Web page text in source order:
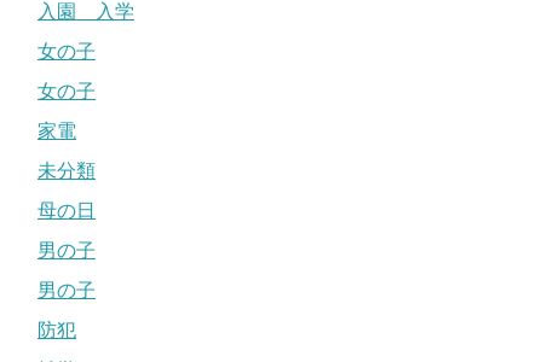
入園 入学
女の子
女の子
家電
未分類
母の日
男の子
男の子
防犯